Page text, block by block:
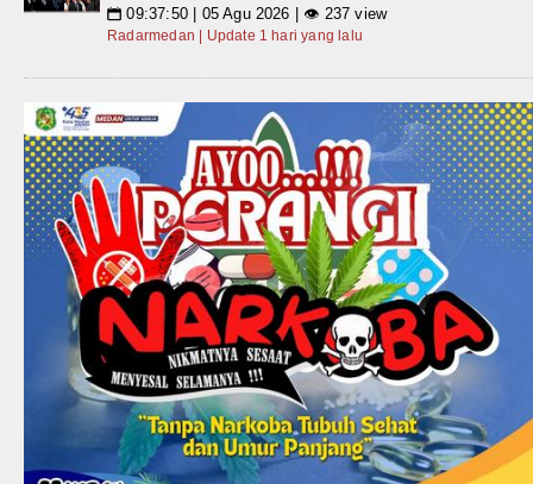
📅 09:37:50 | 05 Agu 2026 | 👁 237 view
Radarmedan | Update 1 hari yang lalu